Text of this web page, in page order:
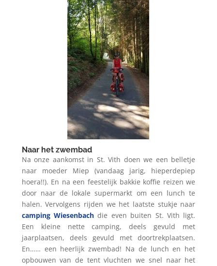
Naar het zwembad
Na onze aankomst in St. Vith doen we een belletje
naar moeder Miep (vandaag jarig, hieperdepiep
hoera!!). En na een feestelijk bakkie koffie reizen we
door naar de lokale supermarkt om een lunch te
halen. Vervolgens rijden we het laatste stukje naar
camping Wiesenbach die even buiten St. Vith ligt.
Een kleine nette camping, deels gevuld met
jaarplaatsen, deels gevuld met doortrekplaatsen.
En…… een heerlijk zwembad! Na de lunch en het
opbouwen van de tent vluchten we snel naar het